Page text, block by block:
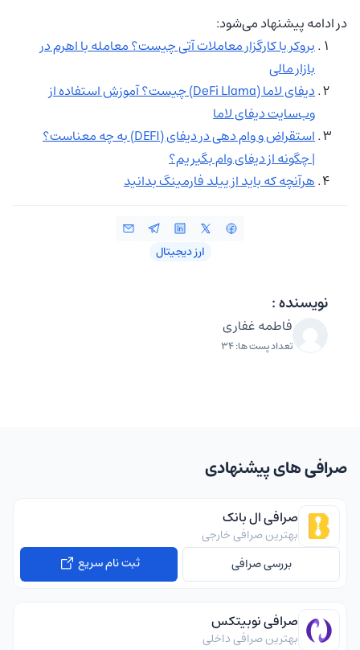
در ادامه پیشنهاد می‌شود:
بروکر یا کارگزار معاملات آتی چیست؟ معامله با اهرم در
بازار مالی
دیفای لاما (DeFi Llama) چیست؟ آموزش استفاده از
وب‌سایت دیفای لاما
استقراض و وام دهی در دیفای (DEFI) به چه معناست؟
| چگونه از دیفای وام بگیریم؟
هرآنچه که باید از ییلد فارمینگ بدانید
ارز دیجیتال
نویسنده :
فاطمه غفاری
تعداد پست ها: 34
صرافی های پیشنهادی
صرافی ال بانک
بهترین صرافی خارجی
بررسی صرافی
ثبت نام سریع
صرافی نوبیتکس
بهترین صرافی داخلی